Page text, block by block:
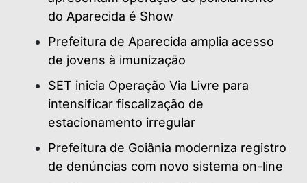
do Aparecida é Show
Prefeitura de Aparecida amplia acesso
de jovens à imunização
SET inicia Operação Via Livre para
intensificar fiscalização de
estacionamento irregular
Prefeitura de Goiânia moderniza registro
de denúncias com novo sistema on-line